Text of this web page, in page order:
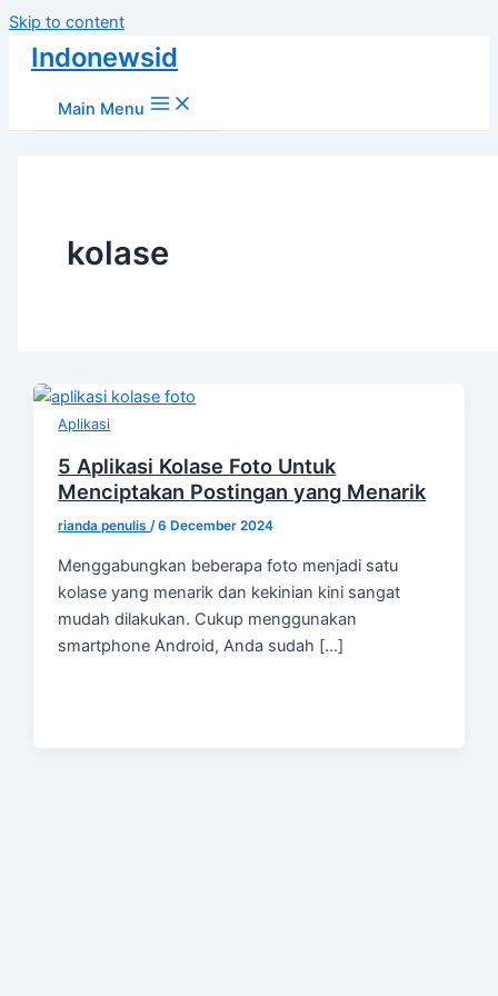
Skip to content
Indonewsid
Main Menu
kolase
Aplikasi
5 Aplikasi Kolase Foto Untuk
Menciptakan Postingan yang Menarik
rianda penulis/6 December 2024
Menggabungkan beberapa foto menjadi satu
kolase yang menarik dan kekinian kini sangat
mudah dilakukan. Cukup menggunakan
smartphone Android, Anda sudah […]